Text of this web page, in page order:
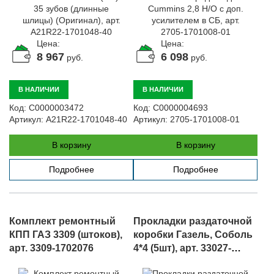
Автомобили
+7 (4162) 22-95-09
Запчасти
+7 (4162) 22-95-79
Сервисный центр
+7 (4162) 22–95–69
График работы: ПН-ПТ с 8.30 до 18.00 (+6 по МСК)
График работы сервис: ПН-СБ с 8.30 до 20.00
Цена:
8 967 руб.
В НАЛИЧИИ
Код: С0000003472
Артикул: A21R22-1701048-40
В корзину
Подробнее
Цена:
6 098 руб.
В НАЛИЧИИ
Код: С0000004693
Артикул: 2705-1701008-01
В корзину
Подробнее
Комплект ремонтный
КПП ГАЗ 3309 (штоков),
арт. 3309-1702076
Прокладки раздаточной
коробки Газель, Соболь
4*4 (5шт), арт. 33027-